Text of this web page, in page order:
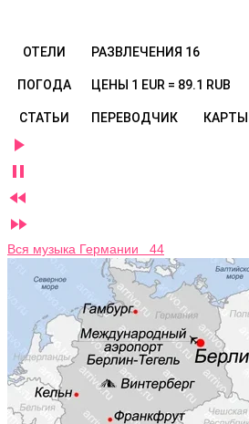
ОТЕЛИ РАЗВЛЕЧЕНИЯ 16
ПОГОДА ЦЕНЫ 1 EUR = 89.1 RUB
СТАТЬИ ПЕРЕВОДЧИК КАРТЫ




Вся музыка Германии 44